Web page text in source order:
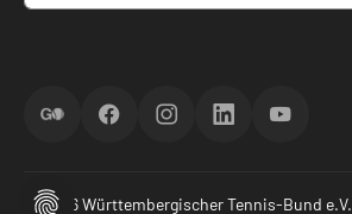
ScoreGOFacebookInstagramLinkedInYouTube
© 2026 Württembergischer Tennis-Bund e.V.